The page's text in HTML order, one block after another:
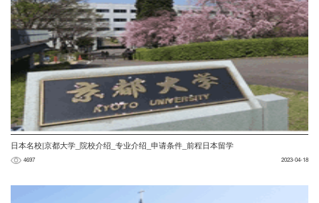
日本名校|京都大学_院校介绍_专业介绍_申请条件_前程日本留学
4697 2023-04-18